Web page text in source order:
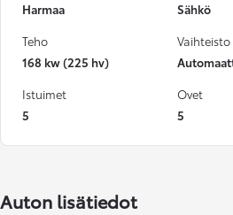
Harmaa
Sähkö
Teho
168 kw (225 hv)
Vaihteisto
Istuimet
5
Ovet
5
Auton lisätiedot